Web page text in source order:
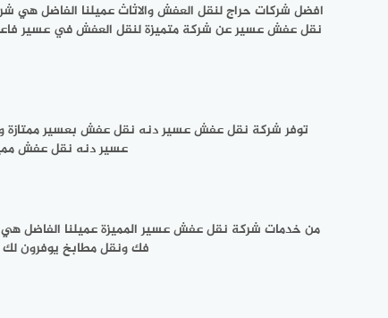
افضل شركات حراج لنقل العفش والاثاث عميلنا الفاضل
نقل عفش عسير عن شركة متميزة لنقل العفش في عسير
توفر شركة نقل عفش عسير دنه نقل عفش بعسير ممتازة
عسير دنه نقل عفش مميزه
من خدمات شركة نقل عفش عسير المميزة عميلنا الفاضل
فك ونقل مطابخ يوفرون